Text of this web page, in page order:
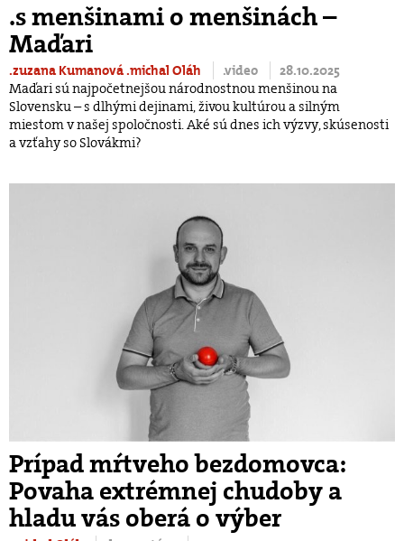
.s menšinami o menšinách –
Maďari
.zuzana Kumanová.michal Oláh .video
28.10.2025
Maďari sú najpočetnejšou národnostnou menšinou na
Slovensku – s dlhými dejinami, živou kultúrou a silným
miestom v našej spoločnosti. Aké sú dnes ich výzvy, skúsenosti
a vzťahy so Slovákmi?
Prípad mŕtveho bezdomovca:
Povaha extrémnej chudoby a
hladu vás oberá o výber